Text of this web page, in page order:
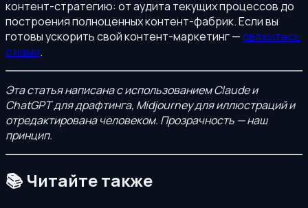
контент-стратегию: от аудита текущих процессов до
построения полноценных контент-фабрик. Если вы
готовы ускорить свой контент-маркетинг —свяжитесь
с нами.
Эта статья написана с использованием Claude и
ChatGPT для драфтинга, Midjourney для иллюстраций и
отредактирована человеком. Прозрачность — наш
принцип.
📚 Читайте также